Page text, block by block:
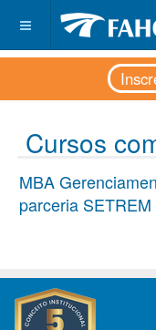
Cursos
MBA
parceria SETREM